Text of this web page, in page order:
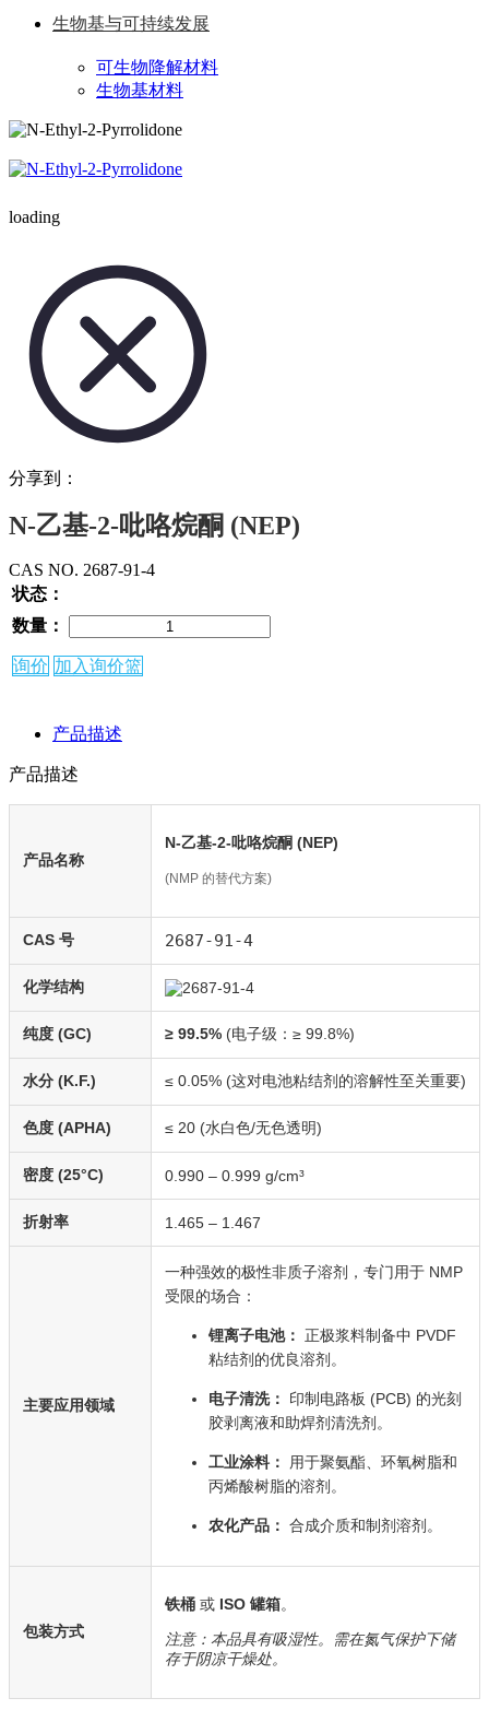
生物基与可持续发展
可生物降解材料
生物基材料
loading
分享到：
N-乙基-2-吡咯烷酮 (NEP)
CAS NO. 2687-91-4
状态：
数量：
询价 加入询价篮
产品描述
产品描述
产品名称
N-乙基-2-吡咯烷酮 (NEP)
(NMP 的替代方案)
CAS 号 2687-91-4
化学结构
纯度 (GC) ≥ 99.5% (电子级：≥ 99.8%)
水分 (K.F.) ≤ 0.05% (这对电池粘结剂的溶解性至关重要)
色度 (APHA) ≤ 20 (水白色/无色透明)
密度 (25°C) 0.990 – 0.999 g/cm³
折射率 1.465 – 1.467
主要应用领域
一种强效的极性非质子溶剂，专门用于 NMP
受限的场合：
锂离子电池： 正极浆料制备中 PVDF
粘结剂的优良溶剂。
电子清洗：
印制电路板 (PCB) 的光刻
胶剥离液和助焊剂清洗剂。
工业涂料：
用于聚氨酯、环氧树脂和
丙烯酸树脂的溶剂。
农化产品： 合成介质和制剂溶剂。
包装方式
铁桶 或 ISO 罐箱。
注意：本品具有吸湿性。需在氮气保护下储
存于阴凉干燥处。